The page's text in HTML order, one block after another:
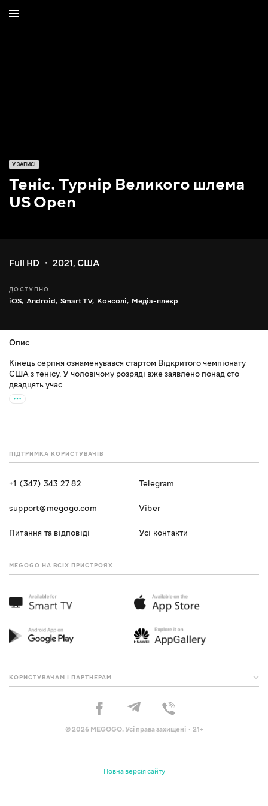
У ЗАПИСІ
Теніс. Турнір Великого шлема
US Open
Full HD 2021, США
ДОСТУПНО
iOS, Android, Smart TV, Консолі, Медіа-плеєр
Опис
Кінець серпня ознаменувався стартом Відкритого чемпіонату
США з тенісу. У чоловічому розряді вже заявлено понад сто
двадцять учас
ПІДТРИМКА КОРИСТУВАЧІВ
+1 (347) 343 27 82
support@megogo.com
Питання та відповіді
Telegram
Viber
Усі контакти
MEGOGO НА ВСІХ ПРИСТРОЯХ
КОРИСТУВАЧАМ І ПАРТНЕРАМ
© 2026 MEGOGO. Усі права захищені · 21+
Повна версія сайту